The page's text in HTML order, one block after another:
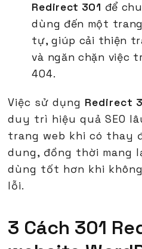
Redirect 301 để
dùng đến một
tự, giúp cải thiện
và ngăn chặn việc
404.
Việc sử dụng Redirect
duy trì hiệu quả SEO
trang web khi có thay
dung, đồng thời mang
dùng tốt hơn khi
lỗi.
3 Cách 301